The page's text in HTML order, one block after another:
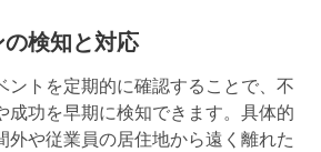
検知と対応
ントを定期的に確認することで、不
成功を早期に検知できます。具体的
外や従業員の居住地から遠く離れた